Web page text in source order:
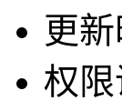
更新
权限